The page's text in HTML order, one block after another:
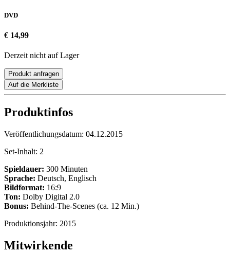
DVD
€ 14,99
Derzeit nicht auf Lager
Produkt anfragen
Auf die Merkliste
Produktinfos
Veröffentlichungsdatum: 04.12.2015
Set-Inhalt: 2
Spieldauer: 300 Minuten
Sprache: Deutsch, Englisch
Bildformat: 16:9
Ton: Dolby Digital 2.0
Bonus: Behind-The-Scenes (ca. 12 Min.)
Produktionsjahr: 2015
Mitwirkende